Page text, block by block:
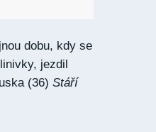
dobu, kdy se
jezdil
(36) Stáří